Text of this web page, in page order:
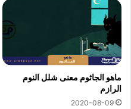
ماهو الجاثوم معنى شلل النوم
الرازم
2020-08-09